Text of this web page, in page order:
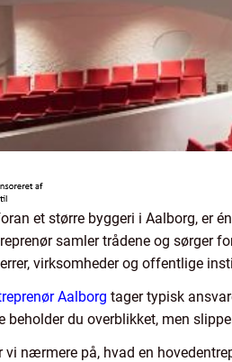
et større byggeri i Aalborg, er
samler trådene og sørger
virksomheder og offentlige
Aalborg tager typisk
beholder du overblikket, men
vi nærmere på, hvad en